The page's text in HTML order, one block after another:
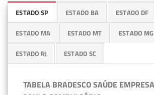
ESTADO SP ESTADO BA ESTADO DF
ESTADO MA ESTADO MT ESTADO MG
ESTADO RJ ESTADO SC
TABELA BRADESCO SAÚDE